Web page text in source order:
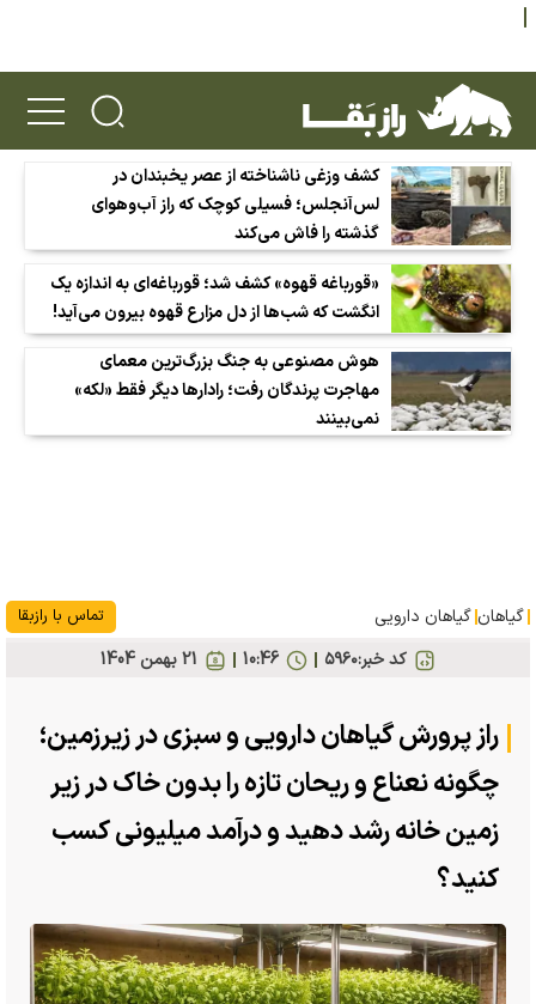
کشف وزغی ناشناخته از عصر یخبندان در
لس‌آنجلس؛ فسیلی کوچک که راز آب‌وهوای
گذشته را فاش می‌کند
«قورباغه قهوه» کشف شد؛ قورباغه‌ای به اندازه یک
انگشت که شب‌ها از دل مزارع قهوه بیرون می‌آید!
هوش مصنوعی به جنگ بزرگ‌ترین معمای
مهاجرت پرندگان رفت؛ رادارها دیگر فقط «لکه»
نمی‌بینند
گیاهان گیاهان دارویی تماس با رازبقا
کد خبر:۵۹۶۰ 21 بهمن 1404 10:46
راز پرورش گیاهان دارویی و سبزی در زیرزمین؛
چگونه نعناع و ریحان تازه را بدون خاک در زیر
زمین خانه رشد دهید و درآمد میلیونی کسب
کنید؟